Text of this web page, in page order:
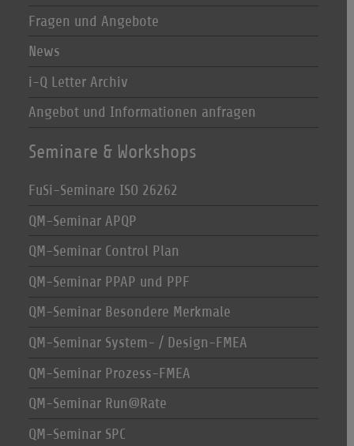
Fragen und Angebote
News
i-Q Letter Archiv
Angebot und Informationen anfragen
Seminare & Workshops
FuSi-Seminare ISO 26262
QM-Seminar APQP
QM-Seminar Control Plan
QM-Seminar PPAP und PPF
QM-Seminar Besondere Merkmale
QM-Seminar System- / Design-FMEA
QM-Seminar Prozess-FMEA
QM-Seminar Run@Rate
QM-Seminar SPC